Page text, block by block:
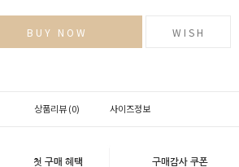
BUY NOW WISH
상품리뷰 (0) 사이즈정보